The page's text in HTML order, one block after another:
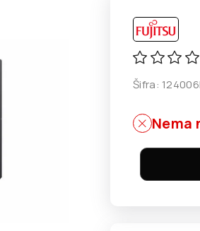
Šifra: 124006
Nema